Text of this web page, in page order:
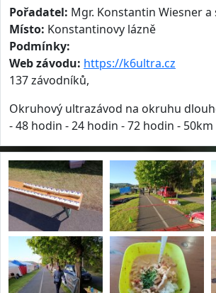
Pořadatel: Mgr. Konstantin Wiesner a
Místo: Konstantinovy lázně
Podmínky:
Web závodu: https://k6ultra.cz
137 závodníků,
Okruhový ultrazávod na okruhu
- 48 hodin - 24 hodin - 72 hodin -